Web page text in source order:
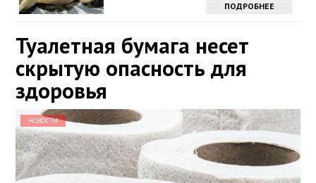
ПОДРОБНЕЕ
Туалетная бумага несет
скрытую опасность для
здоровья
НОВОСТИ